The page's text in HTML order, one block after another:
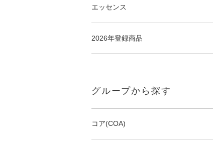
エッセンス
2026年登録商品
グループから探す
コア(COA)